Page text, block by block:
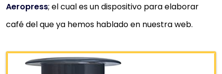
Aeropress; el cual es un dispositivo para elaborar
café del que ya hemos hablado en nuestra web.